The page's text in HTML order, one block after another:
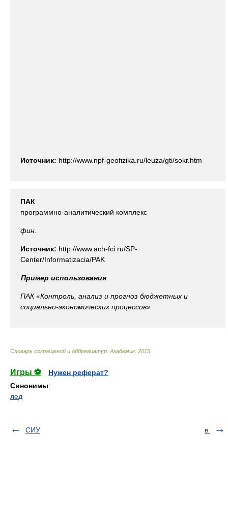
Источник: http://www.npf-geofizika.ru/leuza/gti/sokr.htm
ПАК
программно-аналитический комплекс
фин.
Источник: http://www.ach-fci.ru/SP-
Center/Informatizacia/PAK
Пример использования
ПАК«Контроль, анализ и прогноз бюджетных и
социально-экономических процессов»
Словарь сокращений и аббревиатур Академик. 2015
Игры ⚽
Нужен реферат?
Синонимы:
лед
СИУ в.